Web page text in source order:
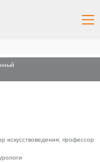
искусствоведения, профессор